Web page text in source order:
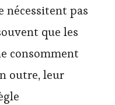
nécessitent pas
que les
consomment
outre, leur